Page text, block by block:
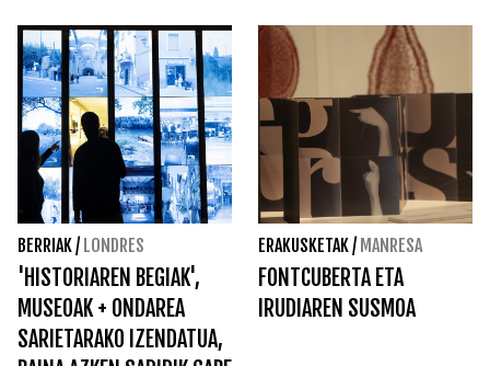
BERRIAK/ LONDRES
'HISTORIAREN BEGIAK',
MUSEOAK + ONDAREA
SARIETARAKO IZENDATUA,
ERAKUSKETAK/ MANRESA
FONTCUBERTA ETA
IRUDIAREN SUSMOA